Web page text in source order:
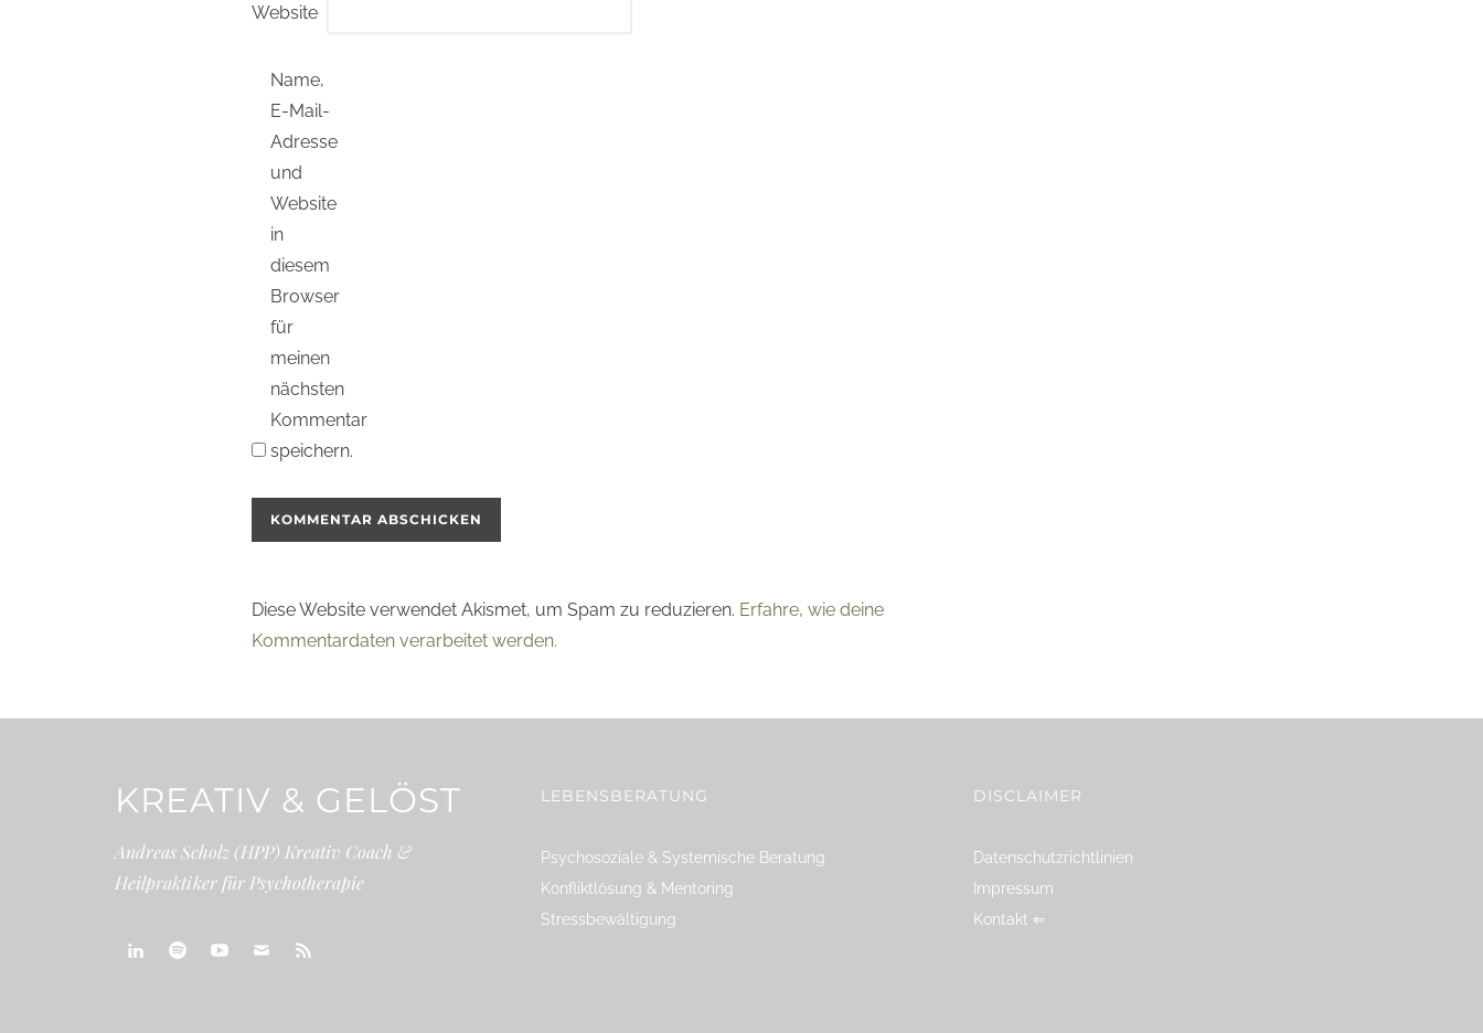
Website
Name,
E-Mail-
Adresse
und
Website
in
diesem
Browser
für
meinen
nächsten
Kommentar
speichern.
Diese Website verwendet Akismet, um Spam zu reduzieren. Erfahre, wie deine
Kommentardaten verarbeitet werden.
KREATIV & GELÖST
Andreas Scholz (HPP) Kreativ Coach &
Heilpraktiker für Psychotherapie
LEBENSBERATUNG
Psychosoziale & Systemische Beratung
Konfliktlösung & Mentoring
Stressbewältigung
DISCLAIMER
Datenschutzrichtlinien
Impressum
Kontakt ⇐